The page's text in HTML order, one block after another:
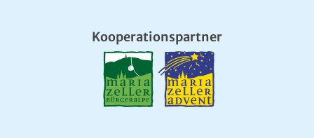
Kooperationspartner